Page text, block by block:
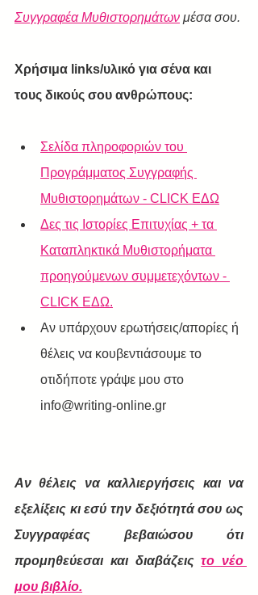
Συγγραφέα Μυθιστορημάτων μέσα σου.
Χρήσιμα links/υλικό για σένα και
τους δικούς σου ανθρώπους:
Σελίδα πληροφοριών του
Προγράμματος Συγγραφής
Μυθιστορημάτων - CLICK ΕΔΩ
Δες τις Ιστορίες Επιτυχίας + τα
Καταπληκτικά Μυθιστορήματα
προηγούμενων συμμετεχόντων -
CLICK ΕΔΩ.
Αν υπάρχουν ερωτήσεις/απορίες ή
θέλεις να κουβεντιάσουμε το
οτιδήποτε γράψε μου στο
info@writing-online.gr
Αν θέλεις να καλλιεργήσεις και να
εξελίξεις κι εσύ την δεξιότητά σου ως
Συγγραφέας βεβαιώσου ότι
προμηθεύεσαι και διαβάζεις το νέο
μου βιβλίο.